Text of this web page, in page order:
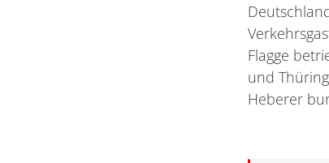
Flagge
und
Heberer